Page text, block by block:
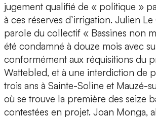
jugement qualifié de « politique »
à ces réserves d’irrigation. Julien
parole du collectif « Bassines non
été condamné à douze mois avec
conformément aux réquisitions du
Wattebled, et à une interdiction de
trois ans à Sainte-Soline et Mauzé-
où se trouve la première des seize
contestées en projet. Joan Monga,